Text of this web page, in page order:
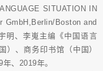
SITUATION IN
GmbH,Berlin/Boston and
明、李嵬主编《中国语言
）、商务印书馆（中国）
、2019年。